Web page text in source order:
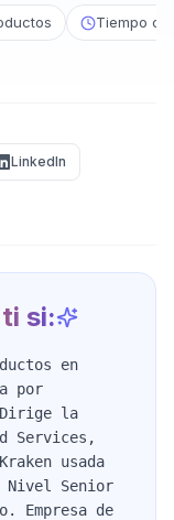
Tiempo
LinkedIn
si:
en
por
la
Services,
usada
Nivel Senior
Empresa de